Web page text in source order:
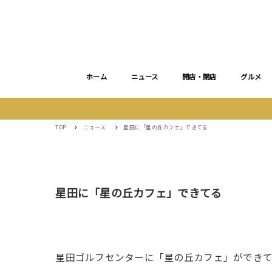
ホーム ニュース 開店・閉店 グルメ
TOP ニュース 星田に「星の丘カフェ」できてる
星田に「星の丘カフェ」できてる
星田ゴルフセンターに「星の丘カフェ」ができ